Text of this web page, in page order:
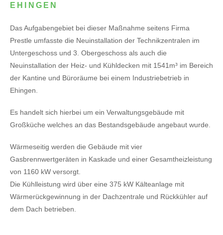
EHINGEN
Das Aufgabengebiet bei dieser Maßnahme seitens Firma
Prestle umfasste die Neuinstallation der Technikzentralen im
Untergeschoss und 3. Obergeschoss als auch die
Neuinstallation der Heiz- und Kühldecken mit 1541m³ im Bereich
der Kantine und Büroräume bei einem Industriebetrieb in
Ehingen.
Es handelt sich hierbei um ein Verwaltungsgebäude mit
Großküche welches an das Bestandsgebäude angebaut wurde.
Wärmeseitig werden die Gebäude mit vier
Gasbrennwertgeräten in Kaskade und einer Gesamtheizleistung
von 1160 kW versorgt.
Die Kühlleistung wird über eine 375 kW Kälteanlage mit
Wärmerückgewinnung in der Dachzentrale und Rückkühler auf
dem Dach betrieben.